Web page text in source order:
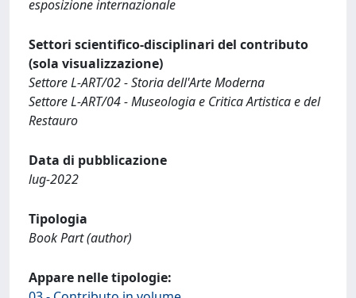
esposizione internazionale
Settori scientifico-disciplinari del contributo
(sola visualizzazione)
Settore L-ART/02 - Storia dell'Arte Moderna
Settore L-ART/04 - Museologia e Critica Artistica e del
Restauro
Data di pubblicazione
lug-2022
Tipologia
Book Part (author)
Appare nelle tipologie: